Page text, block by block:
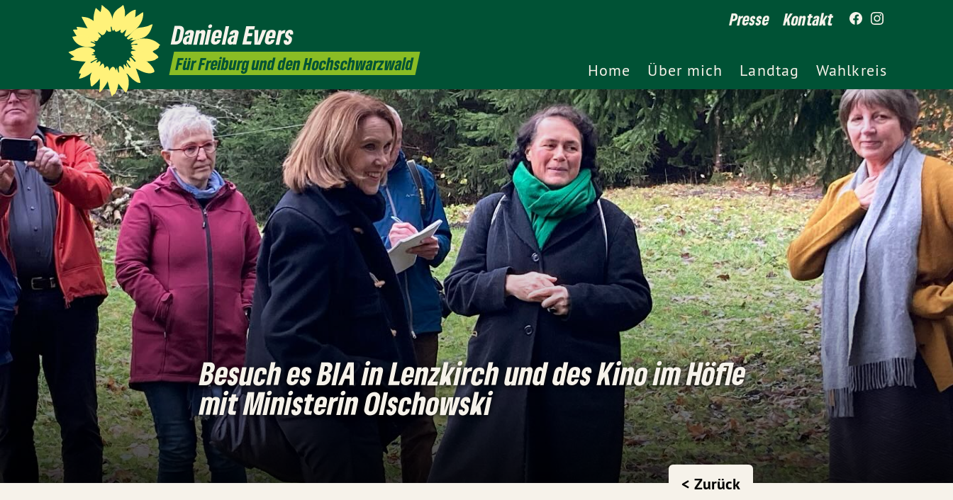
DanielaEvers
Für Freiburg und den Hochschwarzwald
Presse Kontakt
Home Über mich Landtag Wahlkreis
Besuch es BIA in Lenzkirch und des Kino im Höfle
mit Ministerin Olschowski
< Zurück